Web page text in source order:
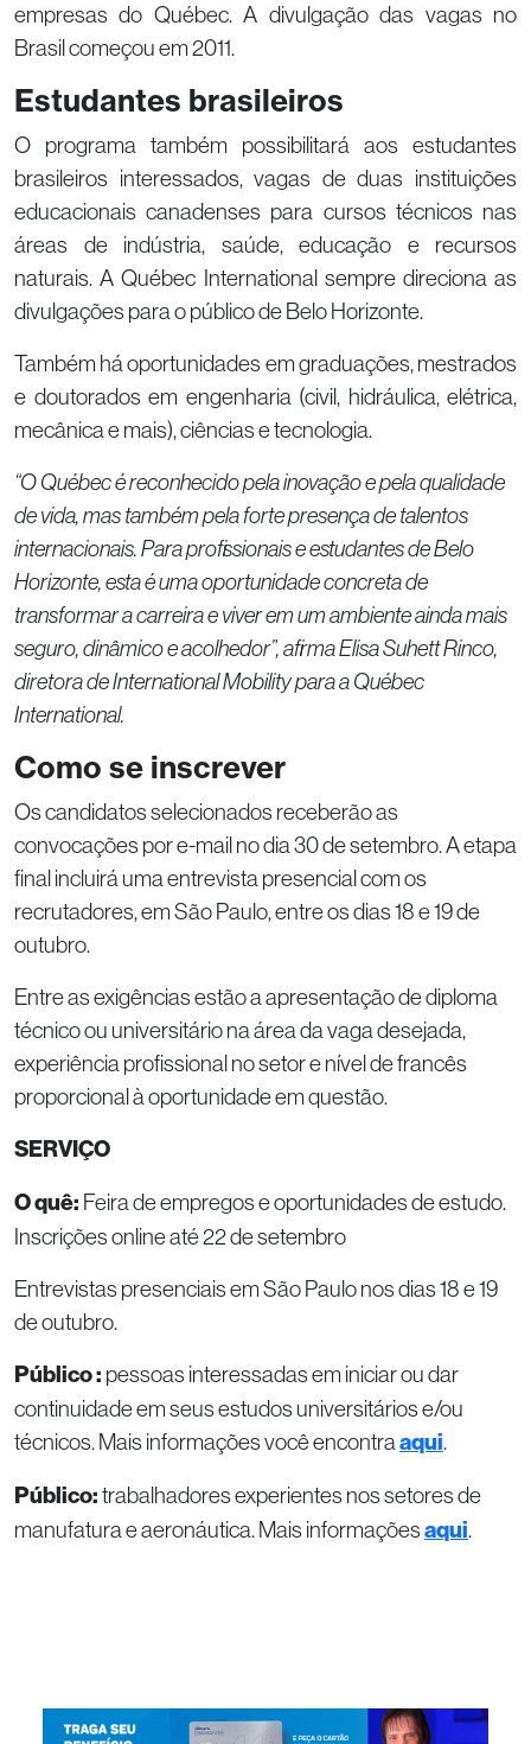
empresas do Québec. A divulgação das vagas no
Brasil começou em 2011.
Estudantes brasileiros
O programa também possibilitará aos estudantes
brasileiros interessados, vagas de duas instituições
educacionais canadenses para cursos técnicos nas
áreas de indústria, saúde, educação e recursos
naturais. A Québec International sempre direciona as
divulgações para o público de Belo Horizonte.
Também há oportunidades em graduações, mestrados
e doutorados em engenharia (civil, hidráulica, elétrica,
mecânica e mais), ciências e tecnologia.
“O Québec é reconhecido pela inovação e pela qualidade
de vida, mas também pela forte presença de talentos
internacionais. Para profissionais e estudantes de Belo
Horizonte, esta é uma oportunidade concreta de
transformar a carreira e viver em um ambiente ainda mais
seguro, dinâmico e acolhedor”, afirma Elisa Suhett Rinco,
diretora de International Mobility para a Québec
International.
Como se inscrever
Os candidatos selecionados receberão as
convocações por e-mail no dia 30 de setembro. A etapa
final incluirá uma entrevista presencial com os
recrutadores, em São Paulo, entre os dias 18 e 19 de
outubro.
Entre as exigências estão a apresentação de diploma
técnico ou universitário na área da vaga desejada,
experiência profissional no setor e nível de francês
proporcional à oportunidade em questão.
SERVIÇO
O quê: Feira de empregos e oportunidades de estudo.
Inscrições online até 22 de setembro
Entrevistas presenciais em São Paulo nos dias 18 e 19
de outubro.
Público : pessoas interessadas em iniciar ou dar
continuidade em seus estudos universitários e/ou
técnicos. Mais informações você encontraaqui.
Público:trabalhadores experientes nos setores de
manufatura e aeronáutica. Mais informaçõesaqui.